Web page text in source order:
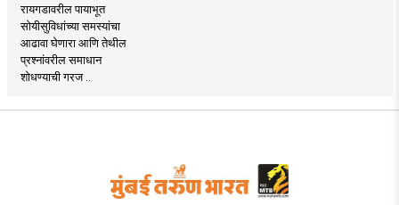
रायगडावरील पायाभूत
सोयीसुविधांच्या समस्यांचा
आढावा घेणारा आणि तेथील
प्रश्नांवरील समाधान
शोधण्याची गरज ..